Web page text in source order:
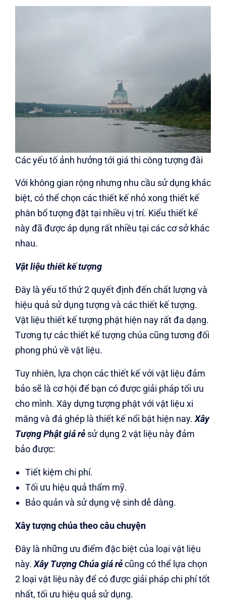
Các yếu tố ảnh hưởng tới giá thi công tượng đài
Với không gian rộng nhưng nhu cầu sử dụng khác
biệt, có thể chọn các thiết kế nhỏ xong thiết kế
phân bổ tượng đặt tại nhiều vị trí. Kiểu thiết kế
này đã được áp dụng rất nhiều tại các cơ sở khác
nhau.
Vật liệu thiết kế tượng
Đây là yếu tố thứ 2 quyết định đến chất lượng và
hiệu quả sử dụng tượng và các thiết kế tượng.
Vật liệu thiết kế tượng phật hiện nay rất đa dạng.
Tương tự các thiết kế tượng chúa cũng tương đối
phong phú về vật liệu.
Tuy nhiên, lựa chọn các thiết kế với vật liệu đảm
bảo sẽ là cơ hội để bạn có được giải pháp tối ưu
cho mình. Xây dựng tượng phật với vật liệu xi
măng và đá ghép là thiết kế nổi bật hiện nay. Xây
Tượng Phật giá rẻ sử dụng 2 vật liệu này đảm
bảo được:
Tiết kiệm chi phí.
Tối ưu hiệu quả thẩm mỹ.
Bảo quản và sử dụng vệ sinh dễ dàng.
Xây tượng chúa theo câu chuyện
Đây là những ưu điểm đặc biệt của loại vật liệu
này. Xây Tượng Chúa giá rẻcũng có thể lựa chọn
2 loại vật liệu này để có được giải pháp chi phí tốt
nhất, tối ưu hiệu quả sử dụng.